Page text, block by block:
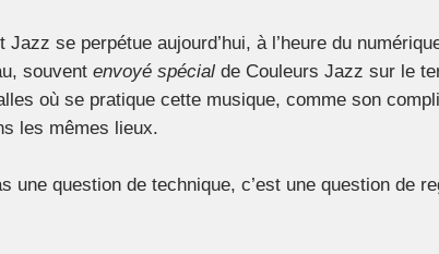
se perpétue aujourd’hui, à l’heure du
souvent envoyé spécial de Couleurs Jazz sur le
où se pratique cette musique, comme son
les mêmes lieux.
une question de technique, c’est une question de